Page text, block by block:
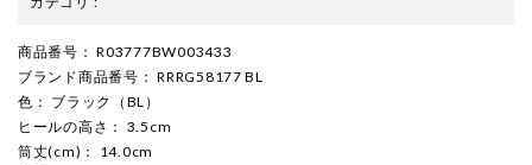
商品番号 ： R03777BW003433
ブランド商品番号 ： RRRG58177 BL
色 ： ブラック（BL）
ヒールの高さ ： 3.5cm
筒丈(cm) ： 14.0cm